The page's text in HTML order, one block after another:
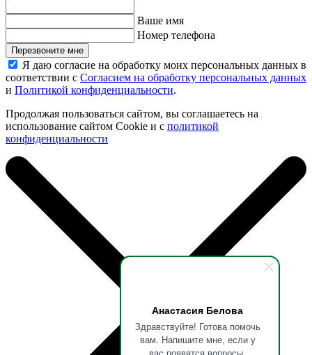
Анастасия Белова
Здравствуйте! Готова помочь
вам. Напишите мне, если у
Ваше имя
Номер телефона
Перезвоните мне
Я даю согласие на обработку моих персональных данных в
соответствии с Согласием на обработку персональных данных
и Политикой конфиденциальности.
Продолжая пользоваться сайтом, вы соглашаетесь на
использование сайтом Cookie и с политикой
конфиденциальности